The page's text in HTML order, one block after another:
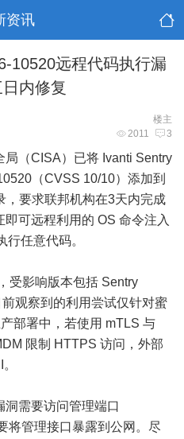
资讯
10520远程代码执行漏
内修复
楼主
2011 3
（CISA）已将 Ivanti Sentry
（CVSS 10/10）添加到
，要求联邦机构在3天内完成
可远程利用的 OS 命令注入
行任意代码。
受影响版本包括 Sentry
观察到的利用尝试仅针对蜜
部署中，若使用 mTLS 与
限制 HTTPS 访问，外部
需要访问管理端口
将管理接口暴露到公网。尽